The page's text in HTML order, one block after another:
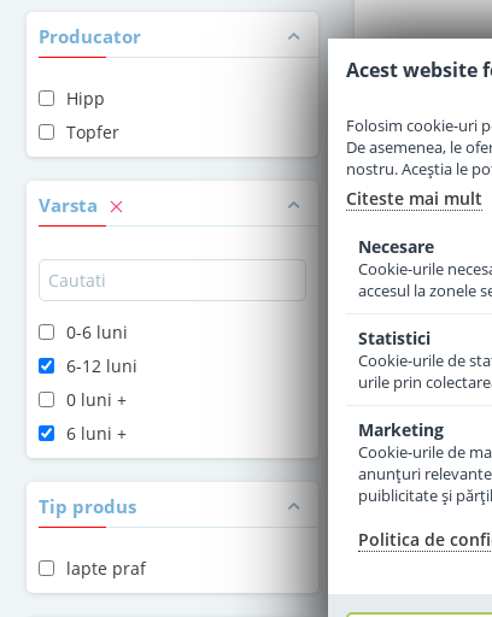
Producator
Hipp
Topfer
Varsta
0-6 luni
6-12 luni
0 luni +
6 luni +
Tip produs
lapte praf
30
Acest website
Folosim cookie-uri
De asemenea, le
nostru. Aceștia le
Citeste mai mult
Necesare
Cookie-urile
accesul la zonele
Statistici
Cookie-urile de
urile prin
Marketing
Cookie-urile de
anunţuri
puiblicitate şi
Politica de